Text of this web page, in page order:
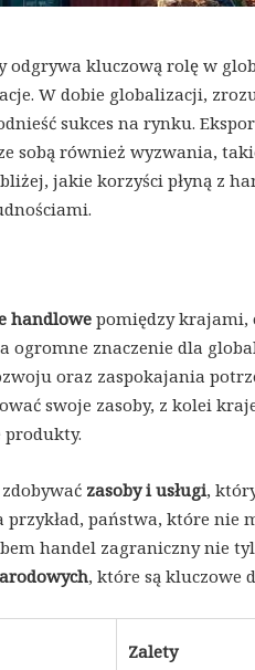
kluczową rolę w
W dobie globalizacji,
sukces na rynku.
sobą również wyzwania,
jakie korzyści płyną z
handlowepomiędzy krajami,
ogromne znaczenie dla
oraz zaspokajania
swoje zasoby, z kolei
produkty.
zasoby i usługi,
państwa, które nie
handel zagraniczny nie
, które są kluczowe
Zalety